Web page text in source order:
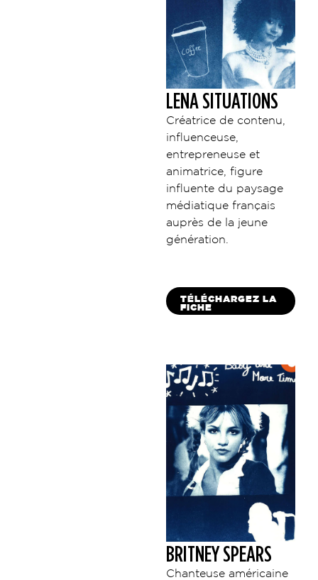
LENA SITUATIONS
Créatrice de contenu,
influenceuse,
entrepreneuse et
animatrice, figure
influente du paysage
médiatique français
auprès de la jeune
génération.
TÉLÉCHARGEZ LA
FICHE
BRITNEY SPEARS
Chanteuse américaine